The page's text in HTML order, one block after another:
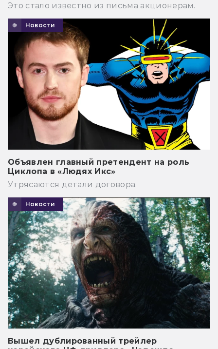
Это стало известно из письма акционерам.
Новости
Объявлен главный претендент на роль
Циклопа в «Людях Икс»
Утрясаются детали договора.
Новости
Вышел дублированный трейлер